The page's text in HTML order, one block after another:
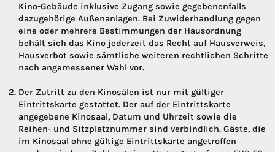
Kino-Gebäude inklusive Zugang sowie gegebenenfalls
dazugehörige Außenanlagen. Bei Zuwiderhandlung gegen
eine oder mehrere Bestimmungen der Hausordnung
behält sich das Kino jederzeit das Recht auf Hausverweis,
Hausverbot sowie sämtliche weiteren rechtlichen Schritte
nach angemessener Wahl vor.
Der Zutritt zu den Kinosälen ist nur mit gültiger
Eintrittskarte gestattet. Der auf der Eintrittskarte
angegebene Kinosaal, Datum und Uhrzeit sowie die
Reihen- und Sitzplatznummer sind verbindlich. Gäste, die
im Kinosaal ohne gültige Eintrittskarte angetroffen